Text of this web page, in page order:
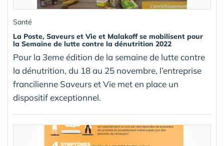
Santé
La Poste, Saveurs et Vie et Malakoff se mobilisent pour
la Semaine de lutte contre la dénutrition 2022
Pour la 3eme édition de la semaine de lutte contre
la dénutrition, du 18 au 25 novembre, l’entreprise
francilienne Saveurs et Vie met en place un
dispositif exceptionnel.